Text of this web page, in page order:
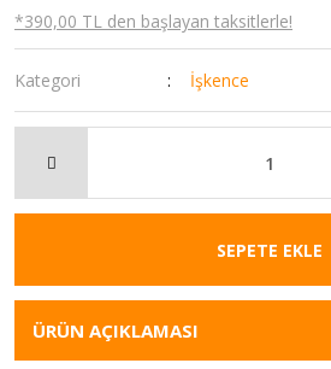
*390,00 TL den başlayan taksitlerle!
Kategori İşkence
SEPETE EKLE
ÜRÜN AÇIKLAMASI